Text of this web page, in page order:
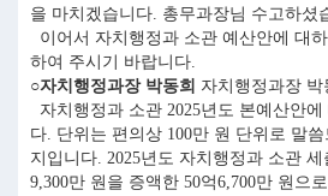
을 마치겠습니다. 총무과장님 수고하셨
이어서 자치행정과 소관 예산안에 대
하여 주시기 바랍니다.
○자치행정과장 박동희 자치행정과장 박
자치행정과 소관 2025년도 본예산안
다. 단위는 편의상 100만 원 단위로 말씀
지입니다. 2025년도 자치행정과 소관 세
9,300만 원을 증액한 50억6,700만 원으